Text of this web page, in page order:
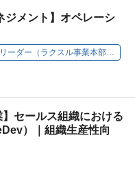
ジメント】オペレーシ
【ラクスル事業】オペレーショングループリーダー（ラクスル事業本部SCM部）
】セールス組織における
）｜組織生産性向